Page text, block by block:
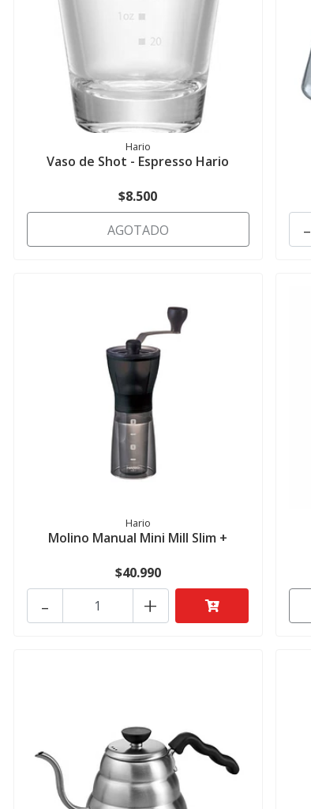
Hario
Vaso de Shot - Espresso Hario
$8.500
AGOTADO
-
Hario
Molino Manual Mini Mill Slim +
$40.990
+
-